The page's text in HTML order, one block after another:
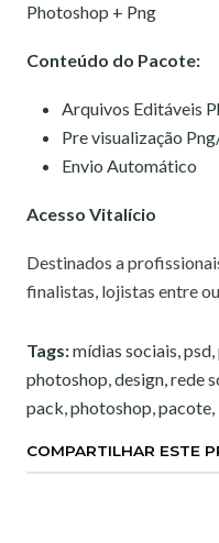
Photoshop + Png
Conteúdo do Pacote:
Arquivos Editáveis
Pre visualização
Envio Automático
Acesso Vitalício
Destinados a
finalistas, lojistas entre
Tags:mídias sociais,
photoshop, design, rede
pack, photoshop,
COMPARTILHAR ESTE